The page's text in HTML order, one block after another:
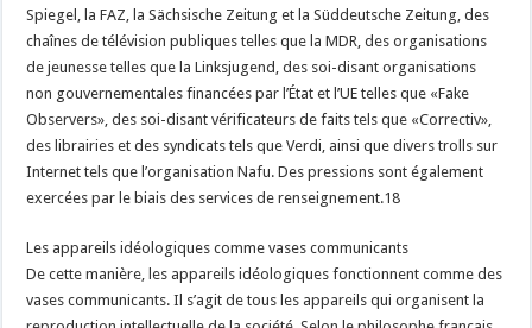
Spiegel, la FAZ, la Sächsische Zeitung et la Süddeutsche Zeitung, des
chaînes de télévision publiques telles que la MDR, des organisations
de jeunesse telles que la Linksjugend, des soi-disant organisations
non gouvernementales financées par l’État et l’UE telles que «Fake
Observers», des soi-disant vérificateurs de faits tels que «Correctiv»,
des librairies et des syndicats tels que Verdi, ainsi que divers trolls sur
Internet tels que l’organisation Nafu. Des pressions sont également
exercées par le biais des services de renseignement.18
Les appareils idéologiques comme vases communicants
De cette manière, les appareils idéologiques fonctionnent comme des
vases communicants. Il s’agit de tous les appareils qui organisent la